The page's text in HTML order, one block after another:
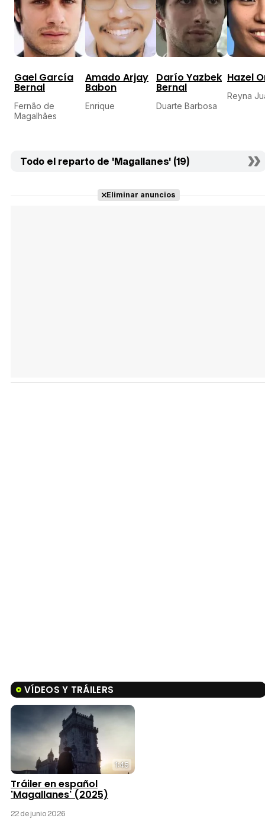
Gael García
Bernal
Fernão de
Magalhães
Amado Arjay
Babon
Enrique
Darío Yazbek
Bernal
Duarte Barbosa
Hazel
Reyna
Todo el reparto de 'Magallanes' (19)
Eliminar anuncios
VÍDEOS Y TRÁILERS
1:45
Tráiler en español
'Magallanes' (2025)
22 de junio 2026